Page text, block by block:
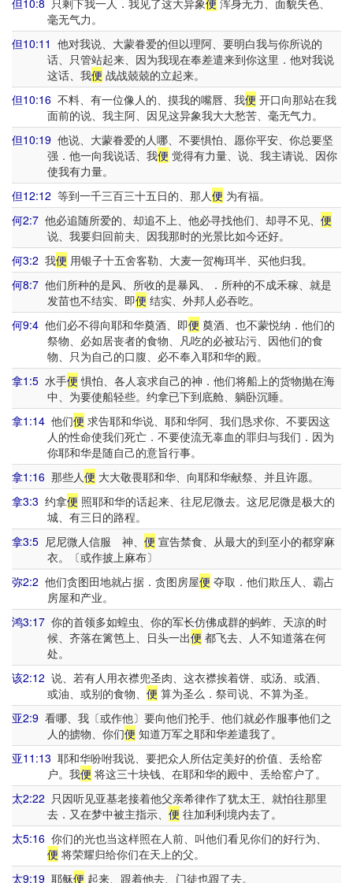
但10:8 只剩下我一人．我见了这大异象便 浑身无力、面貌失色、
毫无气力。
但10:11 他对我说、大蒙眷爱的但以理阿、要明白我与你所说的
话、只管站起来、因为我现在奉差遣来到你这里．他对我说
这话、我便 战战兢兢的立起来。
但10:16 不料、有一位像人的、摸我的嘴唇、我便 开口向那站在我
面前的说、我主阿、因见这异象我大大愁苦、毫无气力。
但10:19 他说、大蒙眷爱的人哪、不要惧怕、愿你平安、你总要坚
强．他一向我说话、我便 觉得有力量、说、我主请说、因你
使我有力量。
但12:12 等到一千三百三十五日的、那人便 为有福。
何2:7 他必追随所爱的、却追不上、他必寻找他们、却寻不见、 便
说、我要归回前夫、因我那时的光景比如今还好。
何3:2 我便 用银子十五舍客勒、大麦一贺梅珥半、买他归我。
何8:7 他们所种的是风、所收的是暴风、．所种的不成禾稼、就是
发苗也不结实、即便 结实、外邦人必吞吃。
何9:4 他们必不得向耶和华奠酒、即便 奠酒、也不蒙悦纳．他们的
祭物、必如居丧者的食物、凡吃的必被玷污、因他们的食
物、只为自己的口腹、必不奉入耶和华的殿。
拿1:5 水手便 惧怕、各人哀求自己的神．他们将船上的货物抛在海
中、为要使船轻些。约拿已下到底舱、躺卧沉睡。
拿1:14 他们便 求告耶和华说、耶和华阿、我们恳求你、不要因这
人的性命使我们死亡．不要使流无辜血的罪归与我们．因为
你耶和华是随自己的意旨行事。
拿1:16 那些人便 大大敬畏耶和华、向耶和华献祭、并且许愿。
拿3:3 约拿便 照耶和华的话起来、往尼尼微去。这尼尼微是极大的
城、有三日的路程。
拿3:5 尼尼微人信服 神、 便 宣告禁食、从最大的到至小的都穿麻
衣。〔或作披上麻布〕
弥2:2 他们贪图田地就占据．贪图房屋便 夺取．他们欺压人、霸占
房屋和产业。
鸿3:17 你的首领多如蝗虫、你的军长仿佛成群的蚂蚱、天凉的时
候、齐落在篱笆上、日头一出便 都飞去、人不知道落在何
处。
该2:12 说、若有人用衣襟兜圣肉、这衣襟挨着饼、或汤、或酒、
或油、或别的食物、 便 算为圣么．祭司说、不算为圣。
亚2:9 看哪、我〔或作他〕要向他们抡手、他们就必作服事他们之
人的掳物、你们便 知道万军之耶和华差遣我了。
亚11:13 耶和华吩咐我说、要把众人所估定美好的价值、丢给窑
户。我便 将这三十块钱、在耶和华的殿中、丢给窑户了。
太2:22 只因听见亚基老接着他父亲希律作了犹太王、就怕往那里
去．又在梦中被主指示、 便 往加利利境内去了。
太5:16 你们的光也当这样照在人前、叫他们看见你们的好行为、
便 将荣耀归给你们在天上的父。
太9:19 耶稣便 起来、跟着他去、门徒也跟了去。